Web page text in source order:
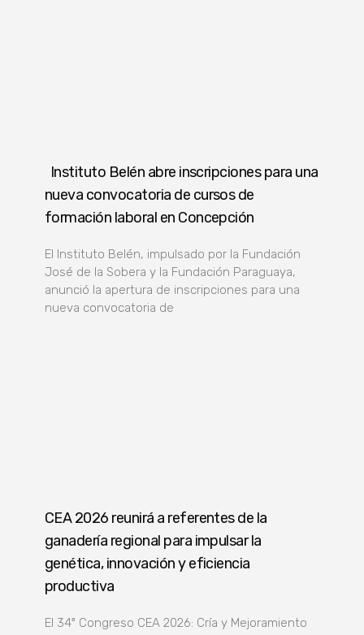
Instituto Belén abre inscripciones para una
nueva convocatoria de cursos de
formación laboral en Concepción
El Instituto Belén, impulsado por la Fundación
José de la Sobera y la Fundación Paraguaya,
anunció la apertura de inscripciones para una
nueva convocatoria de
CEA 2026 reunirá a referentes de la
ganadería regional para impulsar la
genética, innovación y eficiencia
productiva
El 34º Congreso CEA 2026: Cría y Mejoramiento